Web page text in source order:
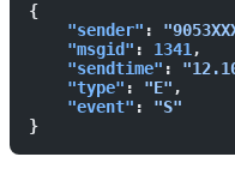
{
    "sender"
:
    "msgid"
: 1341 ,
    "sendtime"
:
    "type"
: "E" ,
    "event"
: "S"
}